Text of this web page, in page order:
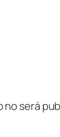
será